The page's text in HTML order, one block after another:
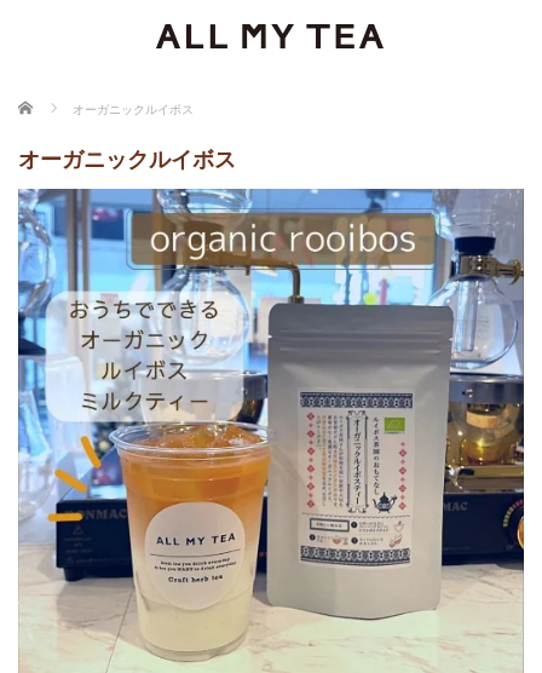
ホーム オーガニックルイボス
オーガニックルイボス